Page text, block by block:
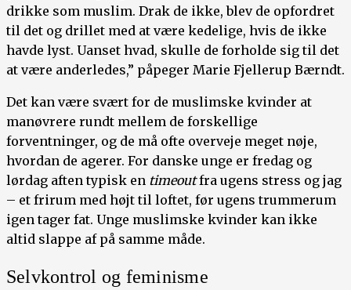
drikke som muslim. Drak de ikke, blev de opfordret
til det og drillet med at være kedelige, hvis de ikke
havde lyst. Uanset hvad, skulle de forholde sig til det
at være anderledes,” påpeger Marie Fjellerup Bærndt.
Det kan være svært for de muslimske kvinder at
manøvrere rundt mellem de forskellige
forventninger, og de må ofte overveje meget nøje,
hvordan de agerer. For danske unge er fredag og
lørdag aften typisk en timeoutfra ugens stress og jag
– et frirum med højt til loftet, før ugens trummerum
igen tager fat. Unge muslimske kvinder kan ikke
altid slappe af på samme måde.
Selvkontrol og feminisme